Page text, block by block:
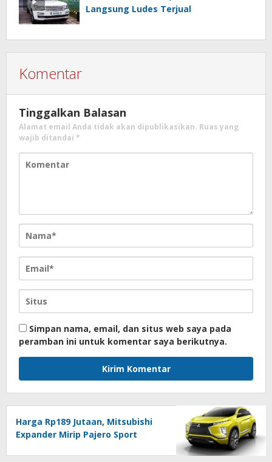
Langsung Ludes Terjual
Komentar
Tinggalkan Balasan
Alamat email Anda tidak akan dipublikasikan. Ruas yang
wajib ditandai *
Simpan nama, email, dan situs web saya pada
peramban ini untuk komentar saya berikutnya.
Harga Rp189 Jutaan, Mitsubishi
Expander Mirip Pajero Sport